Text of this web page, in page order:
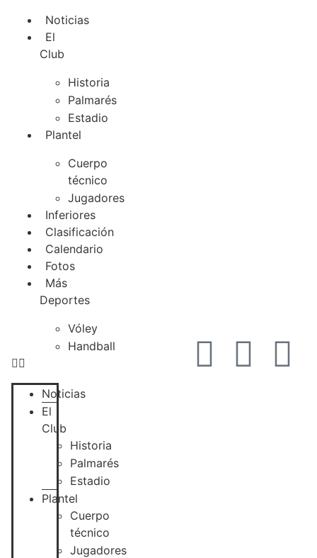
Noticias
El
Club
Historia
Palmarés
Estadio
Plantel
Cuerpo
técnico
Jugadores
Inferiores
Clasificación
Calendario
Fotos
Más
Deportes
Vóley
Handball
Noticias
El
Club
Historia
Palmarés
Estadio
Plantel
Cuerpo
técnico
Jugadores